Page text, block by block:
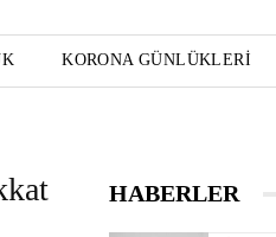
KORONA GÜNLÜKLERI
HABERLER